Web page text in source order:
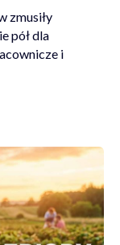
zmusiły
pół dla
i